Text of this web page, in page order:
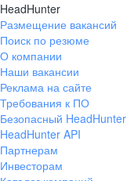
HeadHunter
Размещение вакансий
Поиск по резюме
О компании
Наши вакансии
Реклама на сайте
Требования к ПО
Безопасный HeadHunter
HeadHunter API
Партнерам
Инвесторам